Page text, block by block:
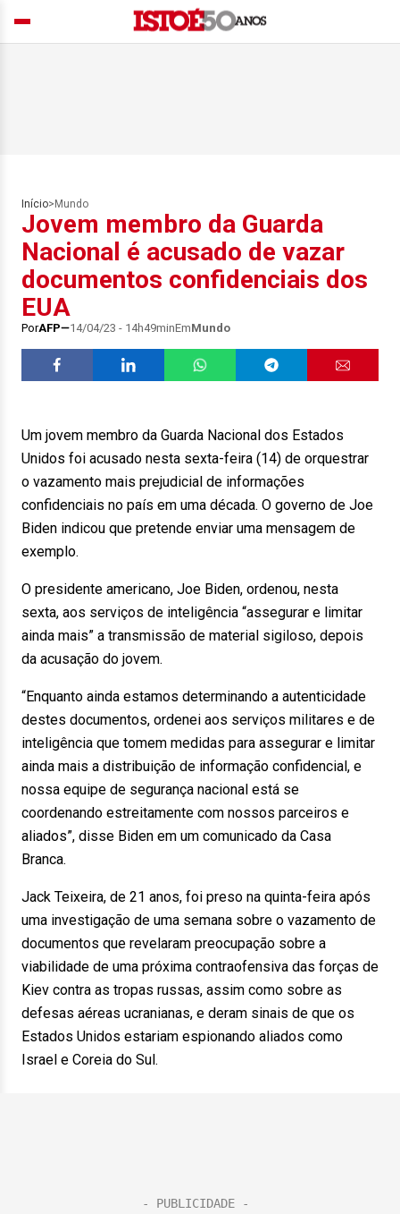
Início> Mundo
Jovem membro da Guarda
Nacional é acusado de vazar
documentos confidenciais dos
EUA
PorAFP 14/04/23 - 14h49minEmMundo
Um jovem membro da Guarda Nacional dos Estados
Unidos foi acusado nesta sexta-feira (14) de orquestrar
o vazamento mais prejudicial de informações
confidenciais no país em uma década. O governo de Joe
Biden indicou que pretende enviar uma mensagem de
exemplo.
O presidente americano, Joe Biden, ordenou, nesta
sexta, aos serviços de inteligência “assegurar e limitar
ainda mais” a transmissão de material sigiloso, depois
da acusação do jovem.
“Enquanto ainda estamos determinando a autenticidade
destes documentos, ordenei aos serviços militares e de
inteligência que tomem medidas para assegurar e limitar
ainda mais a distribuição de informação confidencial, e
nossa equipe de segurança nacional está se
coordenando estreitamente com nossos parceiros e
aliados”, disse Biden em um comunicado da Casa
Branca.
Jack Teixeira, de 21 anos, foi preso na quinta-feira após
uma investigação de uma semana sobre o vazamento de
documentos que revelaram preocupação sobre a
viabilidade de uma próxima contraofensiva das forças de
Kiev contra as tropas russas, assim como sobre as
defesas aéreas ucranianas, e deram sinais de que os
Estados Unidos estariam espionando aliados como
Israel e Coreia do Sul.